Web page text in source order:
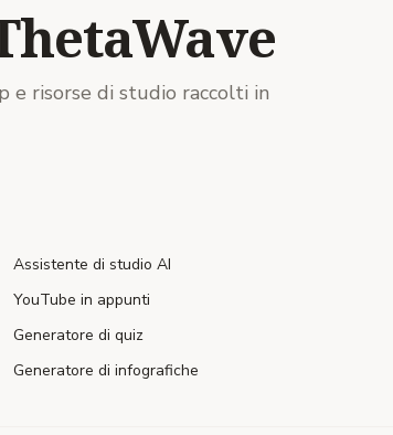
e risorse di studio raccolti in
Assistente di studio AI
YouTube in appunti
Generatore di quiz
Generatore di infografiche